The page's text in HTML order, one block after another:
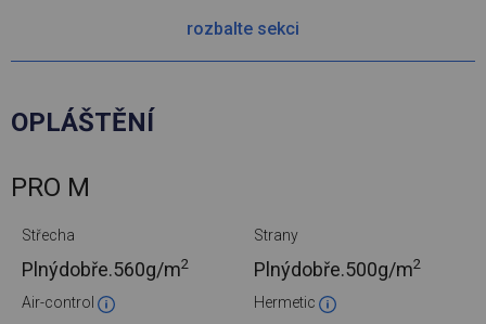
rozbalte sekci
OPLÁŠTĚNÍ
PRO M
Střecha
Plnýdobře.560g/m2
Strany
Plnýdobře.500g/m2
Air-control Hermetic